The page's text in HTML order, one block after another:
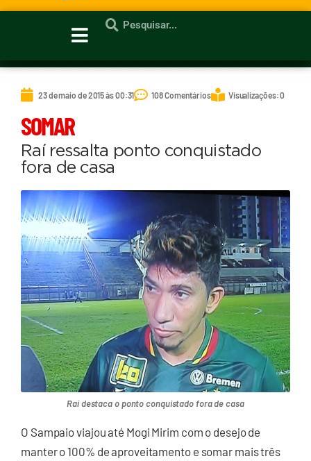
23 de maio de 2015 às 00:31 108 Comentários Visualizações: 0
SOMAR
Raí ressalta ponto conquistado
fora de casa
Raí destaca o ponto conquistado fora de casa
O Sampaio viajou até Mogi Mirim com o desejo de
manter o 100% de aproveitamento e somar mais três